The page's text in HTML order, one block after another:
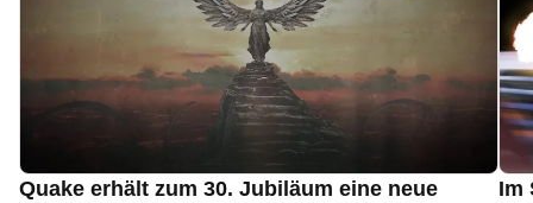
Quake erhält zum 30. Jubiläum eine neue
Im